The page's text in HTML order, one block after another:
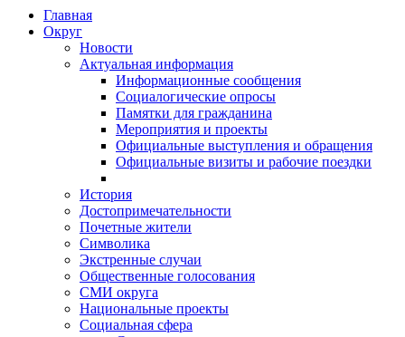
Главная
Округ
Новости
Актуальная информация
Информационные сообщения
Социалогические опросы
Памятки для гражданина
Мероприятия и проекты
Официальные выступления и обращения
Официальные визиты и рабочие поездки
История
Достопримечательности
Почетные жители
Символика
Экстренные случаи
Общественные голосования
СМИ округа
Национальные проекты
Социальная сфера